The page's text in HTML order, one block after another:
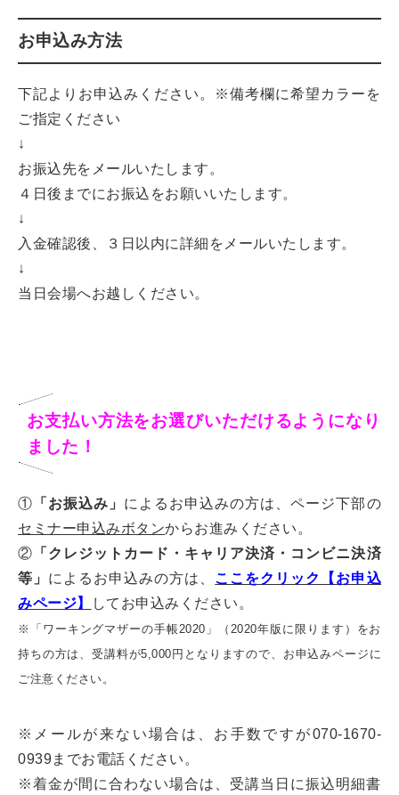
お申込み方法
下記よりお申込みください。※備考欄に希望カラーを
ご指定ください
↓
お振込先をメールいたします。
４日後までにお振込をお願いいたします。
↓
入金確認後、３日以内に詳細をメールいたします。
↓
当日会場へお越しください。
お支払い方法をお選びいただけるようになり
ました！
① 「お振込み」 によるお申込みの方は、ページ下部の
セミナー申込みボタンからお進みください。
② 「クレジットカード・キャリア決済・コンビニ決済
等」 によるお申込みの方は、 ここをクリック【お申込
みページ】
してお申込みください。
※「ワーキングマザーの手帳2020」（2020年版に限ります）をお
持ちの方は、受講料が5,000円となりますので、お申込みページに
ご注意ください。
※メールが来ない場合は、お手数ですが070-1670-
0939までお電話ください。
※着金が間に合わない場合は、受講当日に振込明細書